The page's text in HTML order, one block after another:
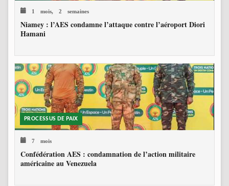
1 mois, 2 semaines
Niamey : l’AES condamne l’attaque contre l’aéroport Diori
Hamani
PROCESSUS DE PAIX
7 mois
Confédération AES : condamnation de l’action militaire
américaine au Venezuela